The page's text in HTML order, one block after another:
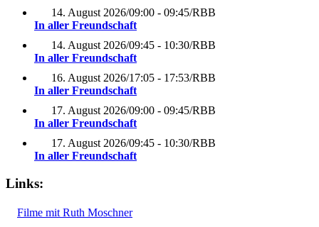
14. August 2026/09:00 - 09:45/RBB
In aller Freundschaft
14. August 2026/09:45 - 10:30/RBB
In aller Freundschaft
16. August 2026/17:05 - 17:53/RBB
In aller Freundschaft
17. August 2026/09:00 - 09:45/RBB
In aller Freundschaft
17. August 2026/09:45 - 10:30/RBB
In aller Freundschaft
Links:
Filme mit Ruth Moschner